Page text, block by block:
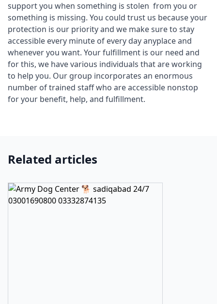
support you when something is stolen from you or
something is missing. You could trust us because your
protection is our priority and we make sure to stay
accessible every minute of every day anyplace and
whenever you want. Your fulfillment is our need and
for this, we have various individuals that are working
to help you. Our group incorporates an enormous
number of trained staff who are accessible nonstop
for your benefit, help, and fulfillment.
Related articles